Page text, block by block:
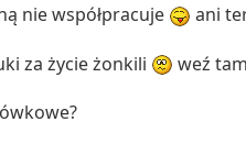
nie współpracuje ani
za życie żonkili weź